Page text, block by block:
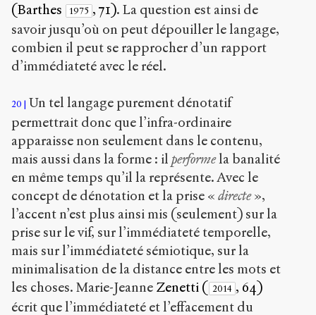
(Barthes
1975 , 71). La question est ainsi de
savoir jusqu’où on peut dépouiller le langage,
combien il peut se rapprocher d’un rapport
d’immédiateté avec le réel.
20
Un tel langage purement dénotatif
permettrait donc que l’infra-ordinaire
apparaisse non seulement dans le contenu,
mais aussi dans la forme : il performela banalité
en même temps qu’il la représente. Avec le
concept de dénotation et la prise « directe»,
l’accent n’est plus ainsi mis (seulement) sur la
prise sur le vif, sur l’immédiateté temporelle,
mais sur l’immédiateté sémiotique, sur la
minimalisation de la distance entre les mots et
les choses. Marie-Jeanne Zenetti ( 2014 , 64)
écrit que l’immédiateté et l’effacement du